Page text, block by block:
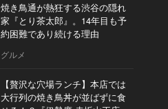
焼き鳥通が熱狂する渋谷の隠れ
家『とり茶太郎』。14年目も予
約困難であり続ける理由
グルメ
【贅沢な穴場ランチ】本店では
大行列の焼き鳥丼が並ばずに食